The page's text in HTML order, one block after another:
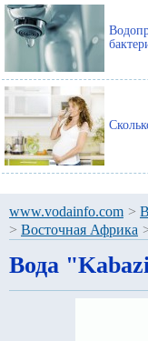
www.vodainfo.com >
> Восточная Африка
Вода